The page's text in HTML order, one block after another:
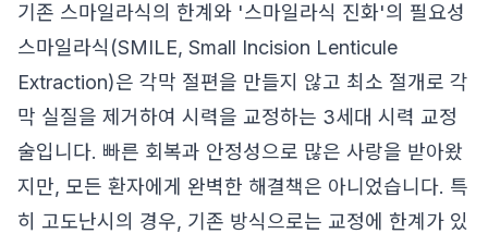
기존 스마일라식의 한계와 '스마일라식 진화'의 필요성
스마일라식(SMILE, Small Incision Lenticule
Extraction)은 각막 절편을 만들지 않고 최소 절개로 각
막 실질을 제거하여 시력을 교정하는 3세대 시력 교정
술입니다. 빠른 회복과 안정성으로 많은 사랑을 받아왔
지만, 모든 환자에게 완벽한 해결책은 아니었습니다. 특
히 고도난시의 경우, 기존 방식으로는 교정에 한계가 있